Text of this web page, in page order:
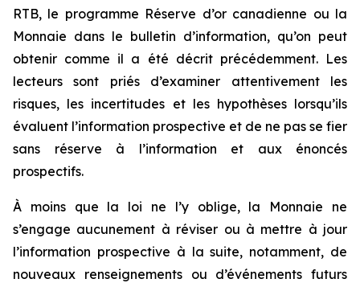
RTB, le programme Réserve d’or canadienne ou la
Monnaie dans le bulletin d’information, qu’on peut
obtenir comme il a été décrit précédemment. Les
lecteurs sont priés d’examiner attentivement les
risques, les incertitudes et les hypothèses lorsqu’ils
évaluent l’information prospective et de ne pas se fier
sans réserve à l’information et aux énoncés
prospectifs.
À moins que la loi ne l’y oblige, la Monnaie ne
s’engage aucunement à réviser ou à mettre à jour
l’information prospective à la suite, notamment, de
nouveaux renseignements ou d’événements futurs